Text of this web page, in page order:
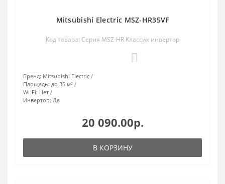
Mitsubishi Electric MSZ-HR35VF
Код товара: Серия MSZ-HR Классик инвертор
Бренд: Mitsubishi Electric
Площадь: до 35 м²
Wi-Fi: Нет
Инвертор: Да
20 090.00р.
В КОРЗИНУ